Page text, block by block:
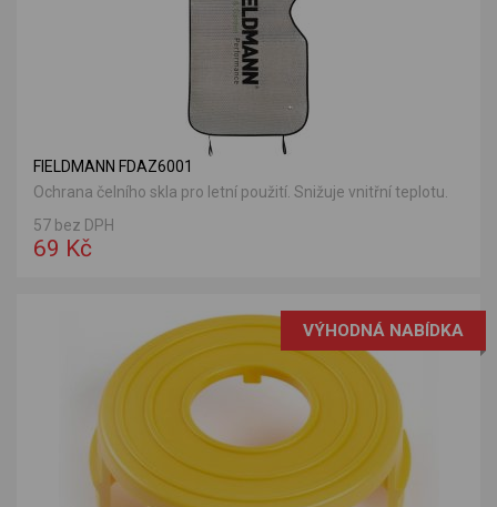
FIELDMANN FDAZ6001
Ochrana čelního skla pro letní použití. Snižuje vnitřní teplotu.
57 bez DPH
69 Kč
VÝHODNÁ NABÍDKA